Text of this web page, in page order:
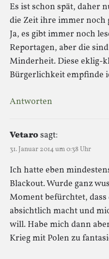
Es ist schon spät, daher
die Zeit ihre immer noch
Ja, es gibt immer noch
Reportagen, aber die
Minderheit. Diese eklig-
Bürgerlichkeit empfinde
Antworten
Vetarosagt:
31. Januar 2014 um 0:38 Uhr
Ich hatte eben
Blackout. Wurde ganz
Moment befürchtet, dass
absichtlich macht und
will. Habe mich dann
Krieg mit Polen zu